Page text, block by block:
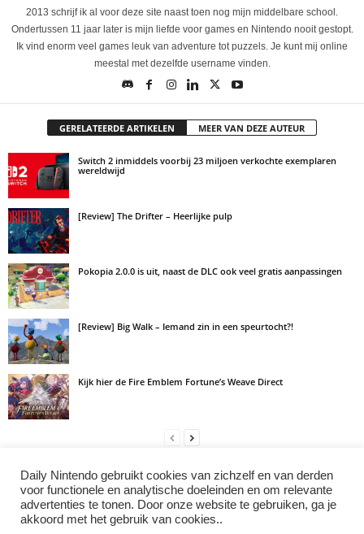
2013 schrijf ik al voor deze site naast toen nog mijn middelbare school.
Ondertussen 11 jaar later is mijn liefde voor games en Nintendo nooit gestopt.
Ik vind enorm veel games leuk van adventure tot puzzels. Je kunt mij online
meestal met dezelfde username vinden.
GERELATEERDE ARTIKELEN MEER VAN DEZE AUTEUR
Switch 2 inmiddels voorbij 23 miljoen verkochte exemplaren
wereldwijd
[Review] The Drifter – Heerlijke pulp
Pokopia 2.0.0 is uit, naast de DLC ook veel gratis aanpassingen
[Review] Big Walk – Iemand zin in een speurtocht?!
Kijk hier de Fire Emblem Fortune’s Weave Direct
LAAT EEN REACTIE ACHTER
Log in om een opmerking achter te laten
Daily Nintendo gebruikt cookies van zichzelf en van derden
voor functionele en analytische doeleinden en om relevante
advertenties te tonen. Door onze website te gebruiken, ga je
akkoord met het gebruik van cookies..